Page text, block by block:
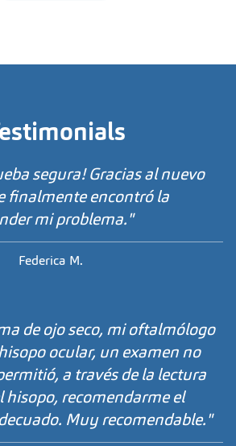
segura! Gracias al nuevo
finalmente encontró la
mi problema."
Federica M.
de ojo seco, mi oftalmólogo
ocular, un examen no
a través de la lectura
hisopo, recomendarme el
Muy recomendable."